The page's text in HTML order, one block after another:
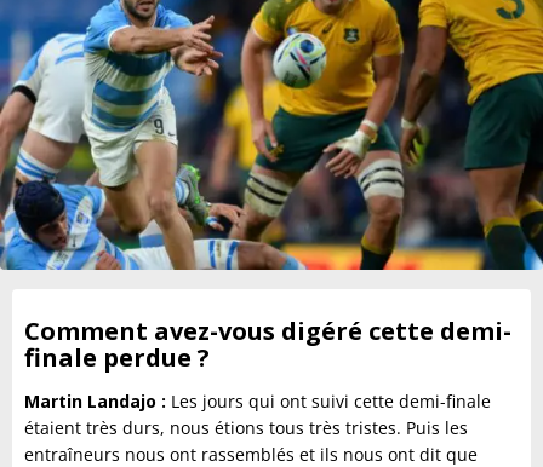
Comment avez-vous digéré cette demi-
finale perdue ?
Martin Landajo : Les jours qui ont suivi cette demi-finale
étaient très durs, nous étions tous très tristes. Puis les
entraîneurs nous ont rassemblés et ils nous ont dit que